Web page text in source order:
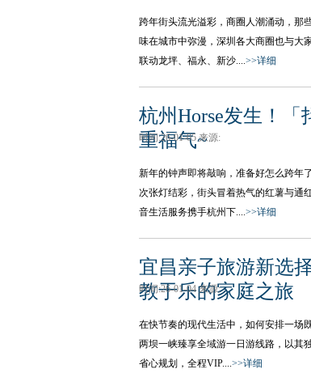
跨年街头流光溢彩，商圈人潮涌动，那
味在城市中弥漫，深圳各大商圈也与大
联动龙坪、福永、新沙....>>详细
杭州Horse发生！
重福气~
时间:26-01-05 来源:
新年的钟声即将敲响，准备好怎么跨年
次张灯结彩，街头冒着热气的红薯与通
音生活服务携手杭州下....>>详细
宜昌亲子旅游新选
教于乐的家庭之旅
时间:26-01-04 来源:
在快节奏的现代生活中，如何安排一场
两坝一峡臻享全域游一日游线路，以其
省心规划，全程VIP....>>详细